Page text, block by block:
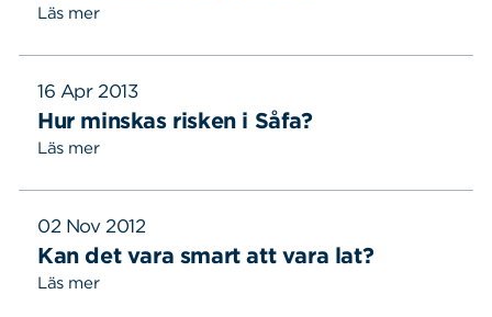
Läs mer
16 Apr 2013
Hur minskas risken i Såfa?
Läs mer
02 Nov 2012
Kan det vara smart att vara lat?
Läs mer